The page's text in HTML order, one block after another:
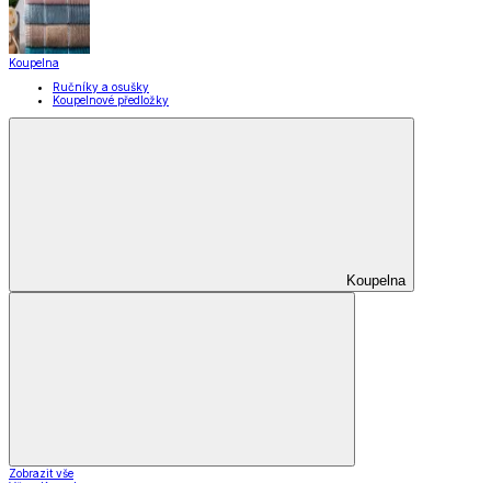
Koupelna
Ručníky a osušky
Koupelnové předložky
Koupelna
Zobrazit vše